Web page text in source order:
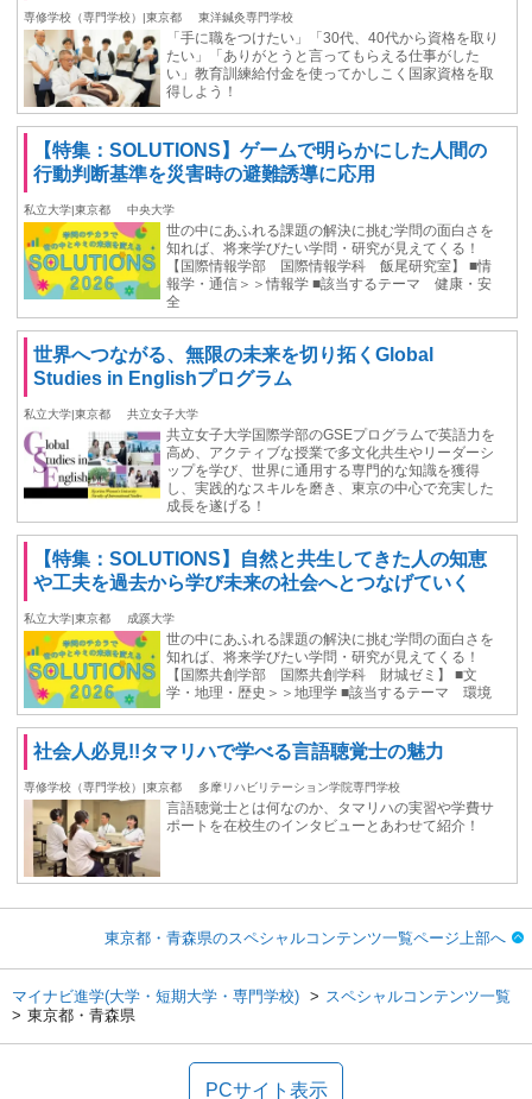
専修学校（専門学校）|東京都 東洋鍼灸専門学校
「手に職をつけたい」「30代、40代から資格を取り
たい」「ありがとうと言ってもらえる仕事がした
い」教育訓練給付金を使ってかしこく国家資格を取
得しよう！
【特集：SOLUTIONS】ゲームで明らかにした人間の
行動判断基準を災害時の避難誘導に応用
私立大学|東京都 中央大学
世の中にあふれる課題の解決に挑む学問の面白さを
知れば、将来学びたい学問・研究が見えてくる！
【国際情報学部 国際情報学科 飯尾研究室】 ■情
報学・通信＞＞情報学 ■該当するテーマ 健康・安
全
世界へつながる、無限の未来を切り拓くGlobal
Studies in Englishプログラム
私立大学|東京都 共立女子大学
共立女子大学国際学部のGSEプログラムで英語力を
高め、アクティブな授業で多文化共生やリーダーシ
ップを学び、世界に通用する専門的な知識を獲得
し、実践的なスキルを磨き、東京の中心で充実した
成長を遂げる！
【特集：SOLUTIONS】自然と共生してきた人の知恵
や工夫を過去から学び未来の社会へとつなげていく
私立大学|東京都 成蹊大学
世の中にあふれる課題の解決に挑む学問の面白さを
知れば、将来学びたい学問・研究が見えてくる！
【国際共創学部 国際共創学科 財城ゼミ】 ■文
学・地理・歴史＞＞地理学 ■該当するテーマ 環境
社会人必見!!タマリハで学べる言語聴覚士の魅力
専修学校（専門学校）|東京都 多摩リハビリテーション学院専門学校
言語聴覚士とは何なのか、タマリハの実習や学費サ
ポートを在校生のインタビューとあわせて紹介！
東京都・青森県のスペシャルコンテンツ一覧ページ上部へ
マイナビ進学(大学・短期大学・専門学校)
スペシャルコンテンツ一覧
東京都・青森県
PCサイト表示